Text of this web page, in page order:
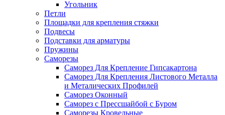
Угольник
Петли
Площадки для крепления стяжки
Подвесы
Подставки для арматуры
Пружины
Саморезы
Саморез Для Крепление Гипсакартона
Саморез Для Крепления Листового Металла
и Металических Профилей
Саморез Оконный
Саморез с Прессшайбой с Буром
Саморезы Кровельные